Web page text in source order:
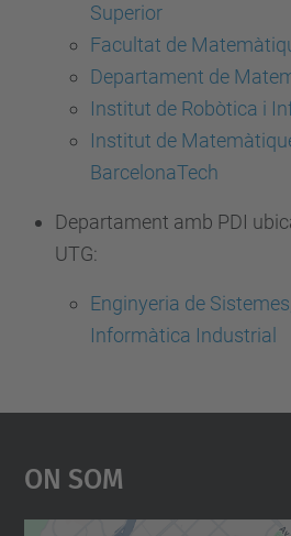
Superior
Facultat de
Departament de
Institut de Robòtica i
Institut de
BarcelonaTech
Departament amb PDI
UTG:
Enginyeria de
Informàtica Industrial
On Som